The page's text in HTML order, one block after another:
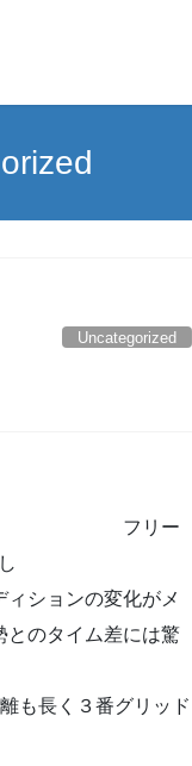
Uncategorized
ー
化がメ
のタイム差には驚
も長く３番グリッド